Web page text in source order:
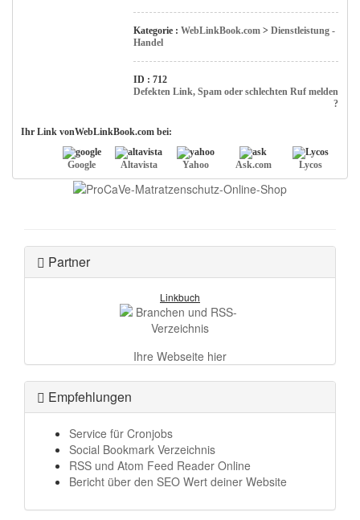
Kategorie : WebLinkBook.com > Dienstleistung -
Handel
ID : 712
Defekten Link, Spam oder schlechten Ruf melden
?
Ihr Link vonWebLinkBook.com bei:
Google Altavista Yahoo Ask.com Lycos
Partner
Linkbuch
Ihre Webseite hier
Empfehlungen
Service für Cronjobs
Social Bookmark Verzeichnis
RSS und Atom Feed Reader Online
Bericht über den SEO Wert deiner Website